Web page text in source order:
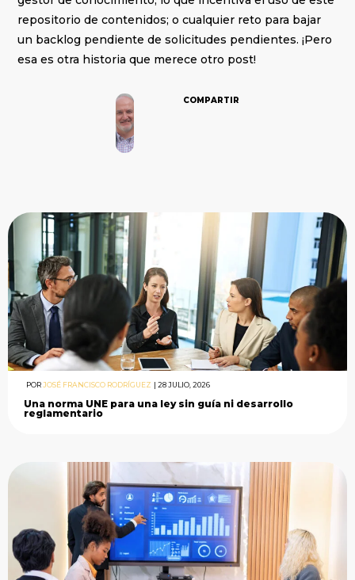
COMPARTIR
repositorio de contenidos; o cualquier reto para bajar
un backlog pendiente de solicitudes pendientes. ¡Pero
esa es otra historia que merece otro post!
PORJOSÉ FRANCISCO RODRÍGUEZ 28 JULIO, 2026
Una norma UNE para una ley sin guía ni desarrollo
reglamentario